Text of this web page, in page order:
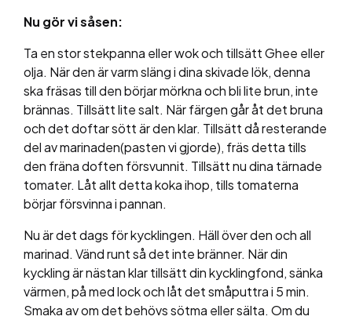
Nu gör vi såsen:
Ta en stor stekpanna eller wok och tillsätt Ghee eller
olja. När den är varm släng i dina skivade lök, denna
ska fräsas till den börjar mörkna och bli lite brun, inte
brännas. Tillsätt lite salt. När färgen går åt det bruna
och det doftar sött är den klar. Tillsätt då resterande
del av marinaden(pasten vi gjorde), fräs detta tills
den fräna doften försvunnit. Tillsätt nu dina tärnade
tomater. Låt allt detta koka ihop, tills tomaterna
börjar försvinna i pannan.
Nu är det dags för kycklingen. Häll över den och all
marinad. Vänd runt så det inte bränner. När din
kyckling är nästan klar tillsätt din kycklingfond, sänka
värmen, på med lock och låt det småputtra i 5 min.
Smaka av om det behövs sötma eller sälta. Om du